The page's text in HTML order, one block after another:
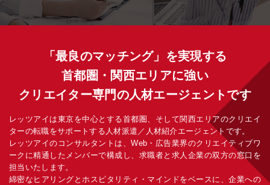
「最良のマッチング」を実現する
首都圏・関西エリアに強い
クリエイター専門の人材エージェントです
レッツアイは東京を中心とする首都圏、そして関西エリアのクリエイ
ターの転職をサポートする人材派遣／人材紹介エージェントです。
レッツアイのコンサルタントは、Web・広告業界のクリエイティブワ
ークに精通したメンバーで構成し、求職者と求人企業の双方の窓口を
担当いたします。
綿密なヒアリングとホスピタリティ・マインドをベースに、企業への